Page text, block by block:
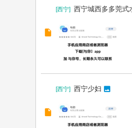
[西宁] 西宁城⻄多多莞式
[西宁] 西宁少妇